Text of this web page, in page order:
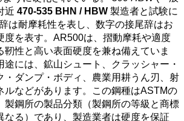
近 470-535 BHN / HBW 製造者と試験に
は耐摩耗性を表し、数字の接尾辞はお
度を表す。AR500は、摺動摩耗や適度
靭性と高い表面硬度を兼ね備えていま
には、鉱山シュート、クラッシャー・
・ダンプ・ボディ、農業用耕うん刃、射
ルなどがあります。この鋼種はASTMの
製鋼所の製品分類（製鋼所の等級と商標
なる）であり、製造業者は硬度を保証